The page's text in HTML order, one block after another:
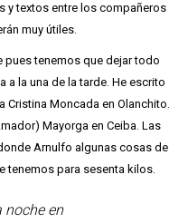
y textos entre los compañeros
muy útiles.
pues tenemos que dejar todo
a la una de la tarde. He escrito
Cristina Moncada en Olanchito.
Mayorga en Ceiba. Las
Arnulfo algunas cosas de
tenemos para sesenta kilos.
noche en